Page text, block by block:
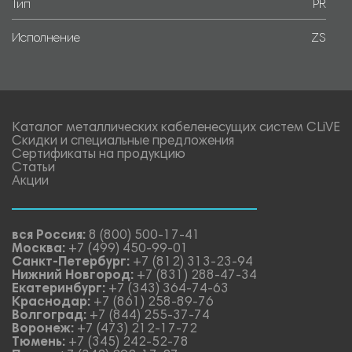
Тип PR
Исполнение ZS
Каталог металлических кабеленесущих систем CLiVE
Скидки и специальные предложения
Сертификаты на продукцию
Статьи
Акции
вся Россия: 8 (800) 500-17-41
Москва: +7 (499) 450-99-01
Санкт-Петербург: +7 (812) 313-23-94
Нижний Новгород: +7 (831) 288-47-34
Екатеринбург: +7 (343) 364-74-63
Краснодар: +7 (861) 258-89-76
Волгоград: +7 (844) 255-37-74
Воронеж: +7 (473) 212-17-72
Тюмень: +7 (345) 242-52-78